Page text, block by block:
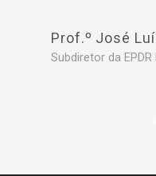
Prof.º José
Subdiretor da EPDR